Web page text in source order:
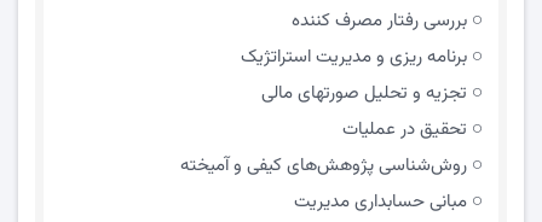
بررسی رفتار مصرف کننده
برنامه ریزی و مدیریت استراتژیک
تجزیه و تحلیل صورتهای مالی
تحقیق در عملیات
روش‌شناسی پژوهش‌های کیفی و آمیخته
مبانی حسابداری مدیریت